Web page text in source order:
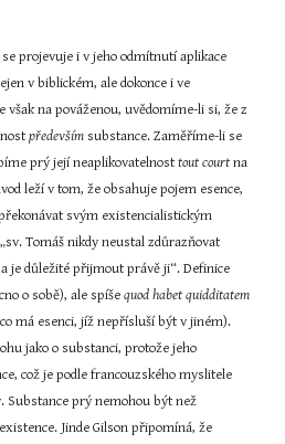
projevuje i v jeho odmítnutí aplikace
v biblickém, ale dokonce i ve
však na pováženou, uvědomíme-li si, že z
především substance. Zaměříme-li se
prý její neaplikovatelnost tout court
leží v tom, že obsahuje pojem esence,
svým existencialistickým
Tomáš nikdy neustal zdůrazňovat
je důležité přijmout právě ji“. Definice
o sobě), ale spíše quod habet quidditatem
má esenci, jíž nepřísluší být v jiném).
jako o substanci, protože jeho
což je podle francouzského myslitele
Substance prý nemohou být než
Jinde Gilson připomíná, že